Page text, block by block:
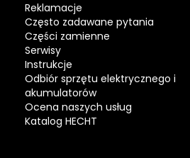
Reklamacje
Często zadawane pytania
Części zamienne
Serwisy
Instrukcje
Odbiór sprzętu elektrycznego i
akumulatorów
Ocena naszych usług
Katalog HECHT